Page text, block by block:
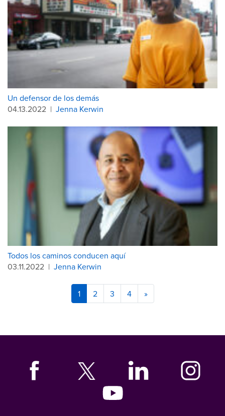
Un defensor de los demás
04.13.2022 | Jenna Kerwin
Todos los caminos conducen aquí
03.11.2022 | Jenna Kerwin
1 2 3 4 »